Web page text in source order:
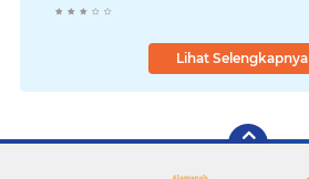
Lihat Selengkapnya